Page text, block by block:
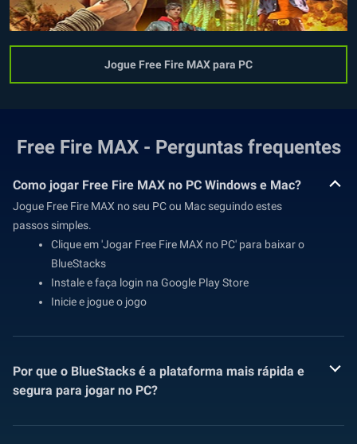
Jogue Free Fire MAX para PC
Free Fire MAX - Perguntas frequentes
Como jogar Free Fire MAX no PC Windows e Mac?
Jogue Free Fire MAX no seu PC ou Mac seguindo estes
passos simples.
Clique em 'Jogar Free Fire MAX no PC' para baixar o
BlueStacks
Instale e faça login na Google Play Store
Inicie e jogue o jogo
Por que o BlueStacks é a plataforma mais rápida e
segura para jogar no PC?